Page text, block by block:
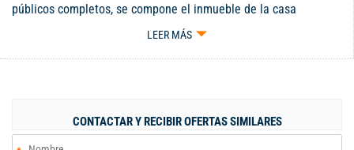
públicos completos, se compone el inmueble de la casa
principal, en muy buen estado de conservación, amplia en sus
espacios, rodeado de jardines, con buenas iluminación y
ventilación, también se aprecia casa para mayordomo, quiosco
LEER MÁS
CONTACTAR Y RECIBIR OFERTAS SIMILARES